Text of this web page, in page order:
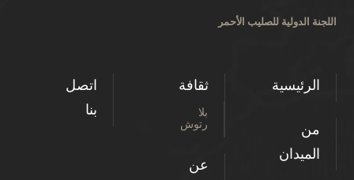
اللجنة الدولية للصليب الأحمر
الرئيسية
من
الميدان
ثقافة
بلا
رتوش
عن
اتصل
بنا